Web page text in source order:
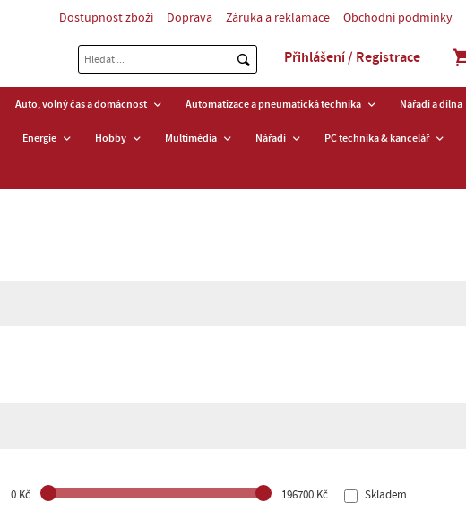
Dostupnost zboží Doprava Záruka a reklamace Obchodní podmínky
Přihlášení / Registrace
Auto, volný čas a domácnost Automatizace a pneumatická technika Nářadí a dílna
Energie Hobby Multimédia Nářadí PC technika & kancelář
0 Kč 196700 Kč Skladem